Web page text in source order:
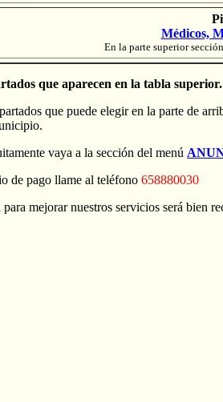
Médicos,
En la parte superior
que aparecen en la tabla superior.
que puede elegir en la parte de
vaya a la sección del menú
de pago llame al teléfono 658880030
mejorar nuestros servicios será bien